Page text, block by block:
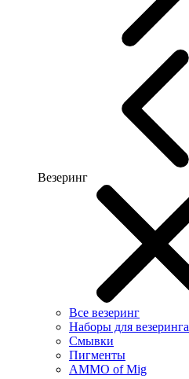
Везеринг
Все везеринг
Наборы для везеринга
Смывки
Пигменты
AMMO of Mig